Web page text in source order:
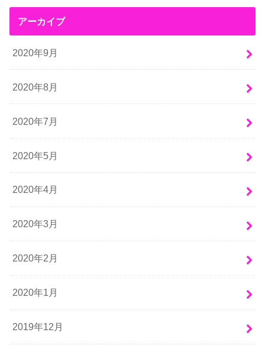
アーカイブ
2020年9月
2020年8月
2020年7月
2020年5月
2020年4月
2020年3月
2020年2月
2020年1月
2019年12月